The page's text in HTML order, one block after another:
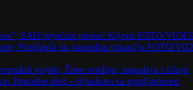
SAD pojačale pomoć Kijevu FOTO/
Proglasili su vanrednu situaciju FOTO/
vojski; Žene vređaju, napadaju i siluju
Popodne obrt – pljuskovi sa grmljavinom